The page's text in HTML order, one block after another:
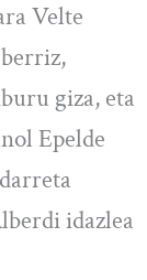
Velte
giza, eta
Epelde
idazlea